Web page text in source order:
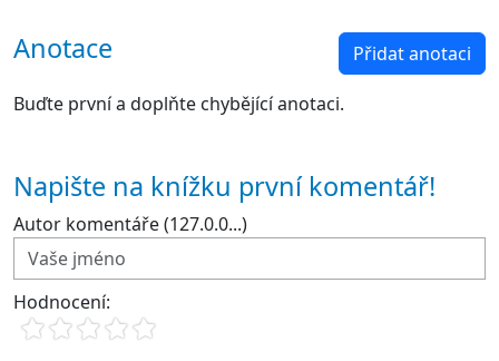
Anotace Přidat anotaci
Buďte první a doplňte chybějící anotaci.
Napište na knížku první komentář!
Autor komentáře (127.0.0...)
Hodnocení: